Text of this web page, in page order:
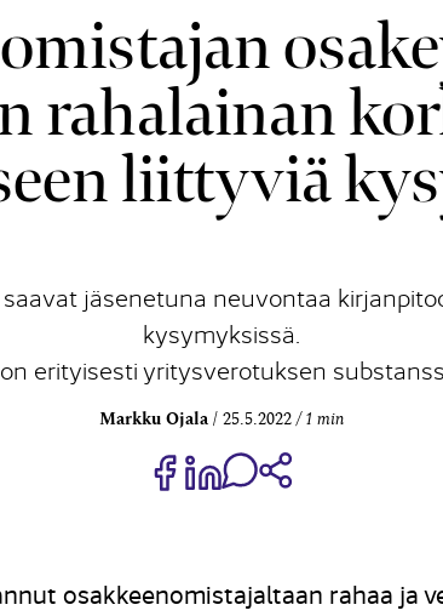
rahalainan
liittyviä
jäsenetuna neuvontaa
kysymyksissä.
erityisesti yritysverotuksen
Markku Ojala 25.5.2022 1 min
Jaa Share on Facebook
Jaa Share on LinkedIn
Jaa WhatsApp-viestinä
osakkeenomistajaltaan rahaa ja